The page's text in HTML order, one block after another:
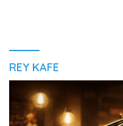
REY KAFE